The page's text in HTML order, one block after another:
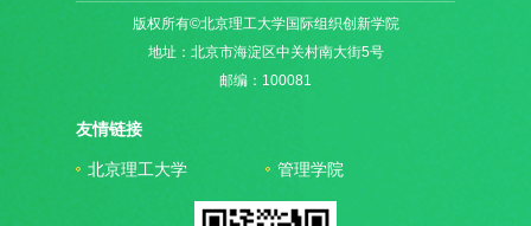
版权所有©北京理工大学国际组织创新学院
地址：北京市海淀区中关村南大街5号
邮编：100081
友情链接
北京理工大学 管理学院